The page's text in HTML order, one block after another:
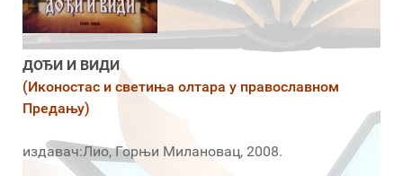
ДОЂИ И ВИДИ
(Иконостас и светиња олтара у православном
Предању)
издавач:Лио, Горњи Милановац, 2008.